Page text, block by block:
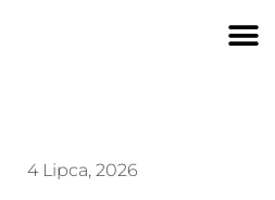
4 Lipca, 2026